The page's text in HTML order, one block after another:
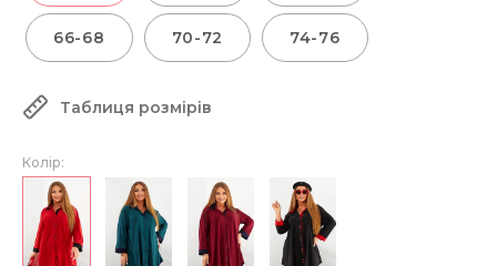
66-68 70-72 74-76
Таблиця розмірів
Колір: